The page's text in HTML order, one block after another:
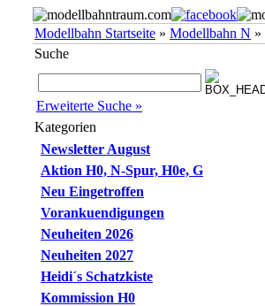
Modellbahn Startseite » Modellbahn N »
Suche
Erweiterte Suche »
Kategorien
Newsletter August
Aktion H0, N-Spur, H0e, G
Neu Eingetroffen
Vorankuendigungen
Neuheiten 2026
Neuheiten 2027
Heidi´s Schatzkiste
Kommission H0